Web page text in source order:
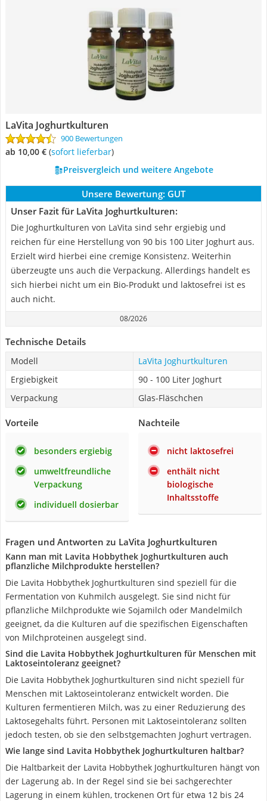
LaVita Joghurtkulturen
900 Bewertungen
ab 10,00 € ( Sofort lieferbar)
Preisvergleich und weitere Angebote
Unsere Bewertung: GUT
Unser Fazit für LaVita Joghurtkulturen:
Die Joghurtkulturen von LaVita sind sehr ergiebig und
reichen für eine Herstellung von 90 bis 100 Liter Joghurt aus.
Erzielt wird hierbei eine cremige Konsistenz. Weiterhin
überzeugte uns auch die Verpackung. Allerdings handelt es
sich hierbei nicht um ein Bio-Produkt und laktosefrei ist es
auch nicht.
08/2026
Technische Details
Modell
LaVita Joghurtkulturen
Ergiebigkeit
90 - 100 Liter Joghurt
Verpackung
Glas-Fläschchen
Vorteile
besonders ergiebig
umweltfreundliche
Verpackung
individuell dosierbar
Nachteile
nicht laktosefrei
enthält nicht
biologische
Inhaltsstoffe
Fragen und Antworten zu LaVita Joghurtkulturen
Kann man mit Lavita Hobbythek Joghurtkulturen auch
pflanzliche Milchprodukte herstellen?
Die Lavita Hobbythek Joghurtkulturen sind speziell für die
Fermentation von Kuhmilch ausgelegt. Sie sind nicht für
pflanzliche Milchprodukte wie Sojamilch oder Mandelmilch
geeignet, da die Kulturen auf die spezifischen Eigenschaften
von Milchproteinen ausgelegt sind.
Sind die Lavita Hobbythek Joghurtkulturen für Menschen mit
Laktoseintoleranz geeignet?
Die Lavita Hobbythek Joghurtkulturen sind nicht speziell für
Menschen mit Laktoseintoleranz entwickelt worden. Die
Kulturen fermentieren Milch, was zu einer Reduzierung des
Laktosegehalts führt. Personen mit Laktoseintoleranz sollten
jedoch testen, ob sie den selbstgemachten Joghurt vertragen.
Wie lange sind Lavita Hobbythek Joghurtkulturen haltbar?
Die Haltbarkeit der Lavita Hobbythek Joghurtkulturen hängt von
der Lagerung ab. In der Regel sind sie bei sachgerechter
Lagerung in einem kühlen, trockenen Ort für etwa 12 bis 24